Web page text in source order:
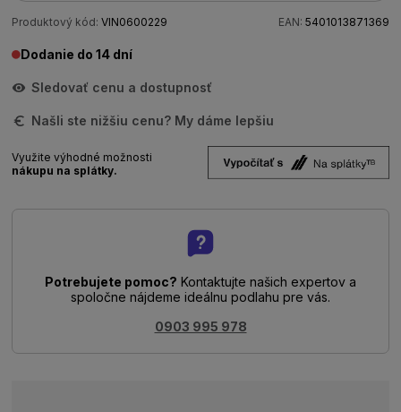
Produktový kód: VIN0600229 EAN: 5401013871369
Dodanie do 14 dní
Sledovať cenu a dostupnosť
Našli ste nižšiu cenu? My dáme lepšiu
Využite výhodné možnosti
nákupu na splátky.
Potrebujete pomoc? Kontaktujte našich expertov a
spoločne nájdeme ideálnu podlahu pre vás.
0903 995 978